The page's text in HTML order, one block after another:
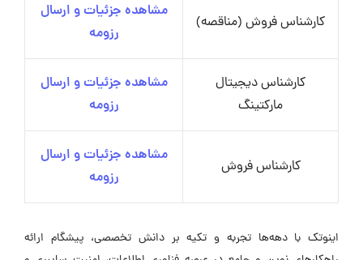
کارشناس فروش (مناقصه)
مشاهده جزئیات و ارسال
رزومه
کارشناس دیجیتال
مارکتینگ
مشاهده جزئیات و ارسال
رزومه
کارشناس فروش
مشاهده جزئیات و ارسال
رزومه
اینوتک با دهه‌ها تجربه و تکیه بر دانش تخصصی، پیشگام ارائه